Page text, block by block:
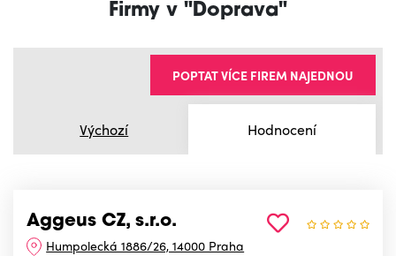
Firmy v "Doprava"
Výchozí Hodnocení
POPTAT VÍCE FIREM NAJEDNOU
Aggeus CZ, s.r.o.
Humpolecká 1886/26, 14000 Praha